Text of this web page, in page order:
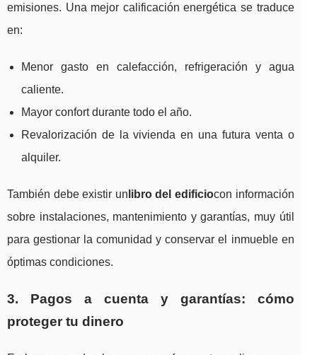
emisiones. Una mejor calificación energética se traduce
en:
Menor gasto en calefacción, refrigeración y agua
caliente.
Mayor confort durante todo el año.
Revalorización de la vivienda en una futura venta o
alquiler.
También debe existir un libro del edificiocon información
sobre instalaciones, mantenimiento y garantías, muy útil
para gestionar la comunidad y conservar el inmueble en
óptimas condiciones.
3. Pagos a cuenta y garantías: cómo
proteger tu dinero